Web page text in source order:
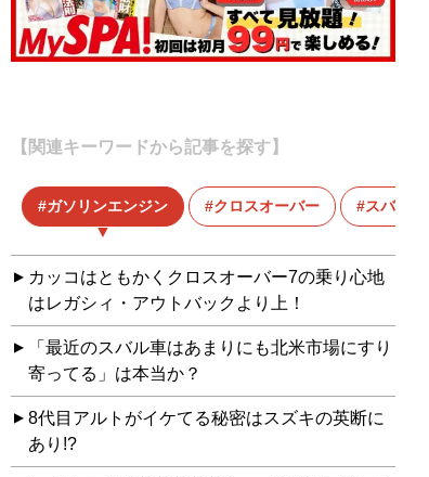
【関連キーワードから記事を探す】
ガソリンエンジン クロスオーバー スバル
カッコはともかくクロスオーバー7の乗り心地
はレガシィ・アウトバックより上！
「最近のスバル車はあまりにも北米市場にすり
寄ってる」は本当か？
8代目アルトがイケてる秘密はスズキの英断に
あり!?